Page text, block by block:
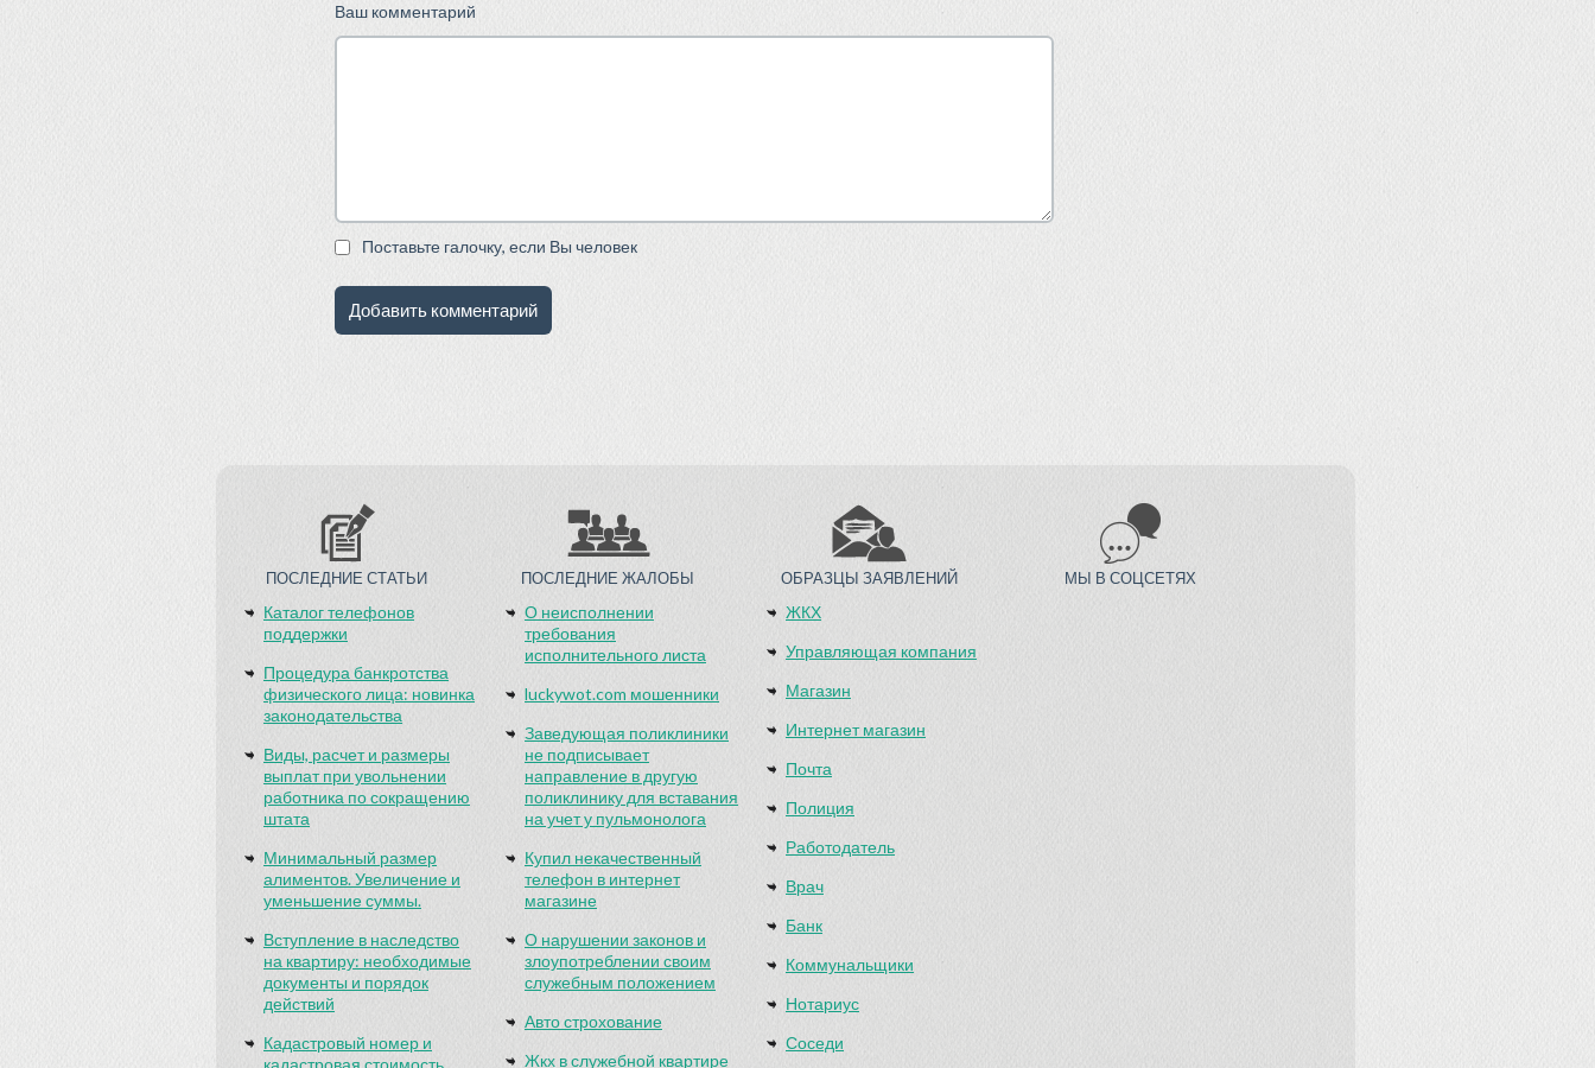
Ваш комментарий
Поставьте галочку, если Вы человек
ПОСЛЕДНИЕ СТАТЬИ
Каталог телефонов
поддержки
Процедура банкротства
физического лица: новинка
законодательства
Виды, расчет и размеры
выплат при увольнении
работника по сокращению
штата
Минимальный размер
алиментов. Увеличение и
уменьшение суммы.
Вступление в наследство
на квартиру: необходимые
документы и порядок
действий
Кадастровый номер и
кадастровая стоимость
ПОСЛЕДНИЕ ЖАЛОБЫ
О неисполнении
требования
исполнительного листа
luckywot.com мошенники
Заведующая поликлиники
не подписывает
направление в другую
поликлинику для вставания
на учет у пульмонолога
Купил некачественный
телефон в интернет
магазине
О нарушении законов и
злоупотреблении своим
служебным положением
Авто строхование
Жкх в служебной квартире
ОБРАЗЦЫ ЗАЯВЛЕНИЙ
ЖКХ
Управляющая компания
Магазин
Интернет магазин
Почта
Полиция
Работодатель
Врач
Банк
Коммунальщики
Нотариус
Соседи
МЫ В СОЦСЕТЯХ